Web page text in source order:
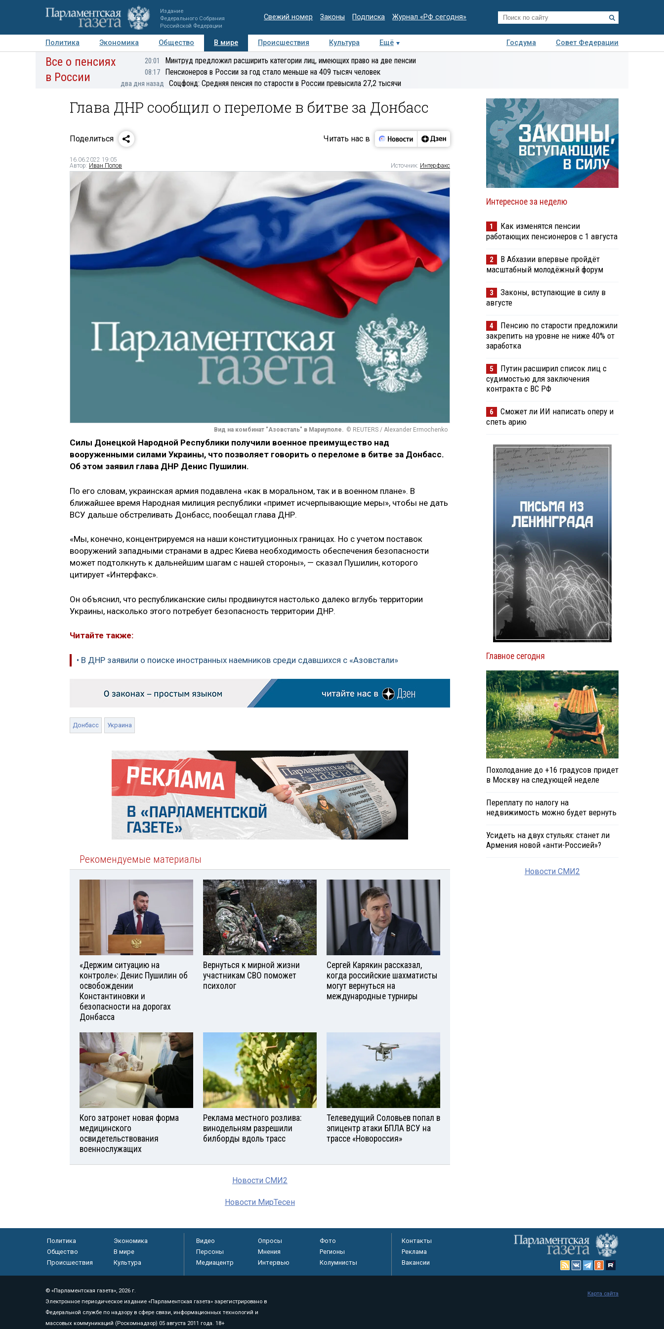
Издание
Федерального Собрания
Российской Федерации
Свежий номер Законы Подписка Журнал «РФ сегодня»
Политика Экономика Общество В мире Происшествия Культура Ещё Госдума
Совет Федерации
Авторы Персоны Мнения Регионы Медиацентр Интервью Колумнисты
Деловая
Все о пенсиях
в России
20:01 Минтруд предложил расширить категории лиц, имеющих право на две пенсии
08:17 Пенсионеров в России за год стало меньше на 409 тысяч человек
два дня назад Соцфонд: Средняя пенсия по старости в России превысила 27,2 тысячи
Глава ДНР сообщил о переломе в битве за Донбасс
Поделиться Читать нас в
16.06.2022 19:05
Автор: Иван Попов Источник: Интерфакс
Вид на комбинат "Азовсталь" в Мариуполе. © REUTERS / Alexander Ermochenko
Силы Донецкой Народной Республики получили военное преимущество над
вооруженными силами Украины, что позволяет говорить о переломе в битве за Донбасс.
Об этом заявил глава ДНР Денис Пушилин.
По его словам, украинская армия подавлена «как в моральном, так и в военном плане». В
ближайшее время Народная милиция республики «примет исчерпывающие меры», чтобы не дать
ВСУ дальше обстреливать Донбасс, пообещал глава ДНР.
«Мы, конечно, концентрируемся на наши конституционных границах. Но с учетом поставок
вооружений западными странами в адрес Киева необходимость обеспечения безопасности
может подтолкнуть к дальнейшим шагам с нашей стороны», — сказал Пушилин, которого
цитирует «Интерфакс».
Он объяснил, что республиканские силы продвинутся настолько далеко вглубь территории
Украины, насколько этого потребует безопасность территории ДНР.
Читайте также:
• В ДНР заявили о поиске иностранных наемников среди сдавшихся с «Азовстали»
Донбасс Украина
Рекомендуемые материалы
«Держим ситуацию на
контроле»: Денис Пушилин об
освобождении
Константиновки и
безопасности на дорогах
Донбасса
Вернуться к мирной жизни
участникам СВО поможет
психолог
Сергей Карякин рассказал,
когда российские шахматисты
могут вернуться на
международные турниры
Кого затронет новая форма
медицинского
освидетельствования
военнослужащих
Реклама местного розлива:
винодельням разрешили
билборды вдоль трасс
Телеведущий Соловьев попал в
эпицентр атаки БПЛА ВСУ на
трассе «Новороссия»
Новости СМИ2
Новости МирТесен
Интересное за неделю
1
Как изменятся пенсии
работающих пенсионеров с 1 августа
2
В Абхазии впервые пройдёт
масштабный молодёжный форум
3
Законы, вступающие в силу в
августе
4
Пенсию по старости предложили
закрепить на уровне не ниже 40% от
заработка
5
Путин расширил список лиц с
судимостью для заключения
контракта с ВС РФ
6
Сможет ли ИИ написать оперу и
спеть арию
Главное сегодня
Похолодание до +16 градусов придет
в Москву на следующей неделе
Переплату по налогу на
недвижимость можно будет вернуть
Усидеть на двух стульях: станет ли
Армения новой «анти-Россией»?
Новости СМИ2
Политика
Экономика
Общество
В мире
Происшествия
Культура
Видео Опросы
Фото
Персоны
Мнения
Регионы
Медиацентр
Интервью Колумнисты
Контакты
Реклама
Вакансии
© «Парламентская газета», 2026 г.
Электронное периодическое издание «Парламентская газета» зарегистрировано в
Федеральной службе по надзору в сфере связи, информационных технологий и
массовых коммуникаций (Роскомнадзор) 05 августа 2011 года. 18+
Карта сайта